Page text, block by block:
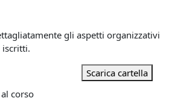
gli aspetti organizzativi
Scarica cartella
corso